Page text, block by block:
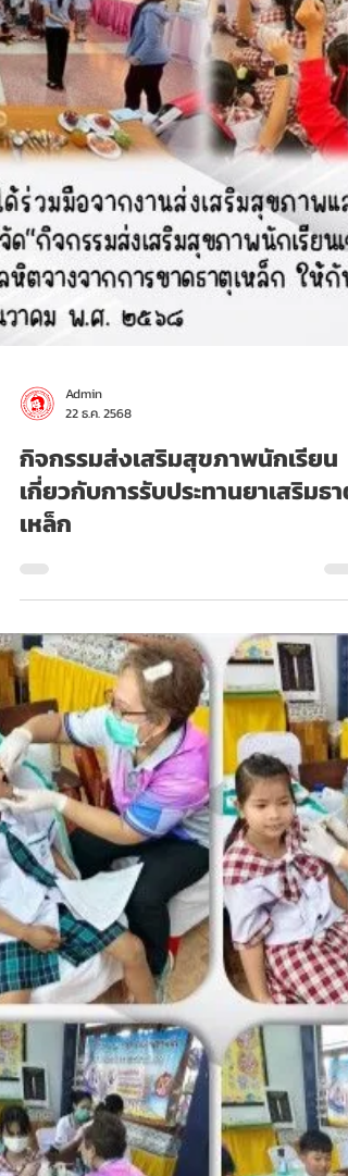
Admin
22 ธ.ค. 2568
กิจกรรมส่งเสริมสุขภาพนักเรียน
เกี่ยวกับการรับประทานยาเสริมธาตุ
เหล็ก